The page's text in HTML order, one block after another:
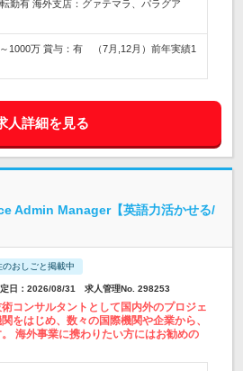
有 海外支店：グァテマラ、パラグア
1000万 賞与：有 （7月,12月）前年実績1
人詳細を見る
Admin Manager【英語力活かせる/
のおしごと掲載中
日：2026/08/31 求人管理No. 298253
コンサルタントとして国内外のプロジェ
をはじめ、数々の国際機関や企業から、
海外事業に携わりたい方にはお勧めの